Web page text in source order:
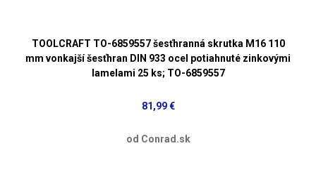
TOOLCRAFT TO-6859557 šesťhranná skrutka M16 110
mm vonkajší šesťhran DIN 933 ocel potiahnuté zinkovými
lamelami 25 ks; TO-6859557
81,99 €
od Conrad.sk